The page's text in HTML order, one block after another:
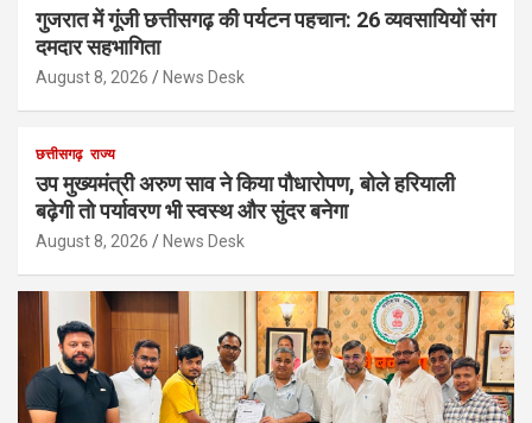
गुजरात में गूंजी छत्तीसगढ़ की पर्यटन पहचान: 26 व्यवसायियों संग
दमदार सहभागिता
August 8, 2026 News Desk
छत्तीसगढ़ राज्य
उप मुख्यमंत्री अरुण साव ने किया पौधारोपण, बोले हरियाली
बढ़ेगी तो पर्यावरण भी स्वस्थ और सुंदर बनेगा
August 8, 2026 News Desk